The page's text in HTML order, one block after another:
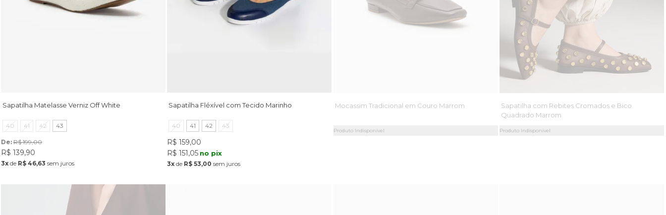
Sapatilha Matelasse Verniz Off White
40 41 42 43
De: R$ 199,00
R$ 139,90
3xde R$ 46,63 sem juros
Sapatilha Fléxível com Tecido Marinho
40 41 42 43
R$ 159,00
R$ 151,05 no pix
3x de R$ 53,00 sem juros
Mocassim Tradicional em Couro Marrom
Produto Indisponível
Sapatilha com Rebites Cromados e Bico
Quadrado Marrom
Produto Indisponível